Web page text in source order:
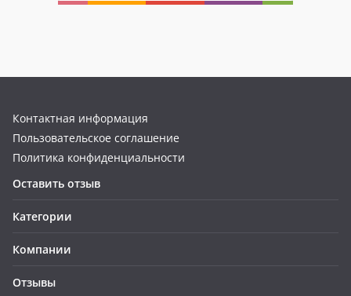
Контактная информация
Пользовательское соглашение
Политика конфиденциальности
Оставить отзыв
Категории
Компании
Отзывы